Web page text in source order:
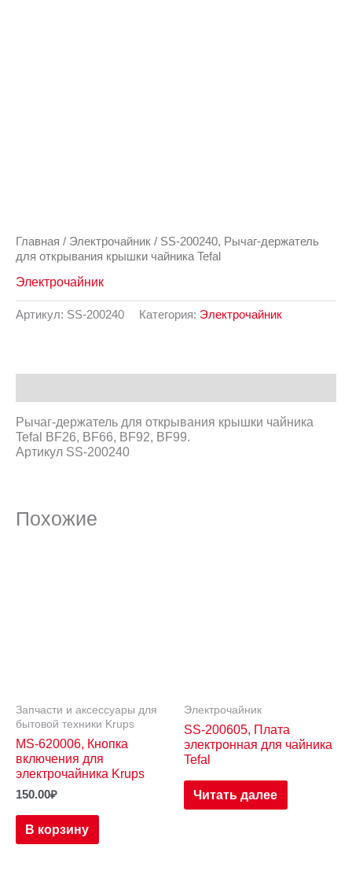
Главная / Электрочайник / SS-200240, Рычаг-держатель
для открывания крышки чайника Tefal
Электрочайник
Артикул: SS-200240 Категория: Электрочайник
Рычаг-держатель для открывания крышки чайника
Tefal BF26, BF66, BF92, BF99.
Артикул SS-200240
Похожие
Запчасти и аксессуары для
бытовой техники Krups
MS-620006, Кнопка
включения для
электрочайника Krups
150.00₽
В корзину
Электрочайник
SS-200605, Плата
электронная для чайника
Tefal
Читать далее